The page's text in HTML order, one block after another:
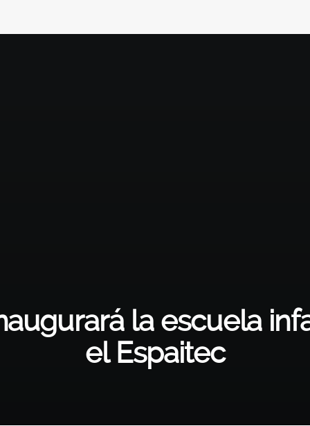
la escuela
el Espaitec